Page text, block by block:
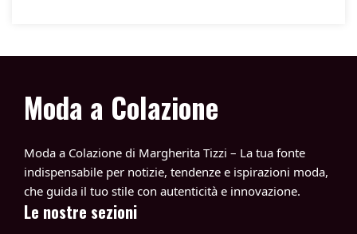
Moda a Colazione
Moda a Colazione di Margherita Tizzi – La tua fonte
indispensabile per notizie, tendenze e ispirazioni moda,
che guida il tuo stile con autenticità e innovazione.
Le nostre sezioni